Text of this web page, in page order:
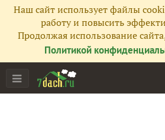
Наш сайт использует файлы
работу и повысить
Продолжая использование
Политикой